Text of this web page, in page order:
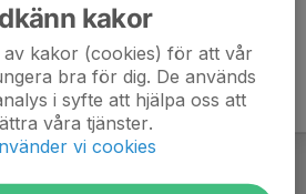
kakor
av kakor (cookies) för att vår
bra för dig. De används
i syfte att hjälpa oss att
våra tjänster.
vi cookies